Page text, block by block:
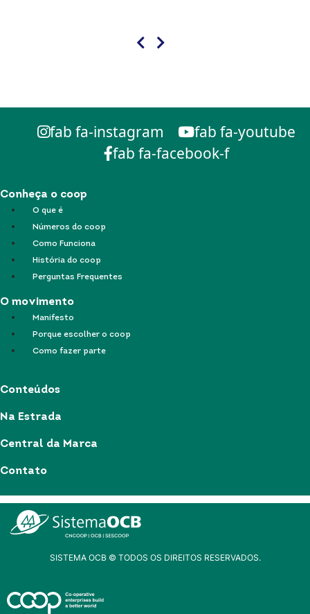
fab fa-instagram
fab fa-youtube
fab fa-facebook-f
Conheça o coop
O que é
Números do coop
Como Funciona
História do coop
Perguntas Frequentes
O movimento
Manifesto
Porque escolher o coop
Como fazer parte
Conteúdos
Na Estrada
Central da Marca
Contato
SISTEMA OCB © TODOS OS DIREITOS RESERVADOS.